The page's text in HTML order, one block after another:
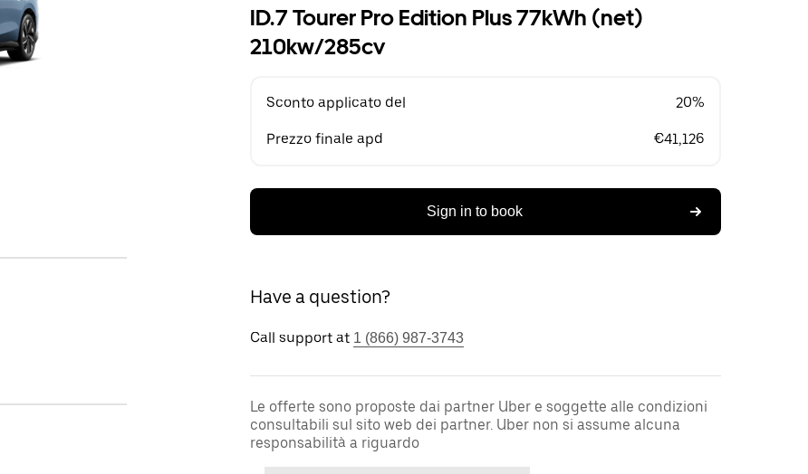
ID.7 Tourer Pro Edition Plus 77kWh (net)
210kw/285cv
Sconto applicato del 20%
Prezzo finale apd €41,126
Sign in to book
Have a question?
Call support at 1 (866) 987-3743
Le offerte sono proposte dai partner Uber e soggette alle condizioni
consultabili sul sito web dei partner. Uber non si assume alcuna
responsabilità a riguardo